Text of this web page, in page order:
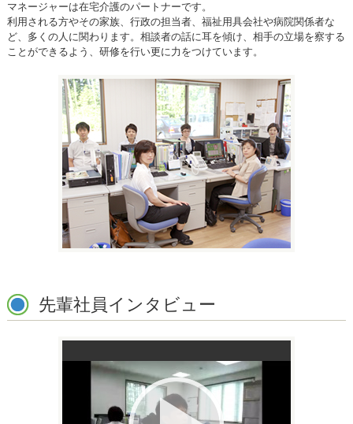
マネージャーは在宅介護のパートナーです。
利用される方やその家族、行政の担当者、福祉用具会社や病院関係者な
ど、多くの人に関わります。相談者の話に耳を傾け、相手の立場を察する
ことができるよう、研修を行い更に力をつけています。
先輩社員インタビュー